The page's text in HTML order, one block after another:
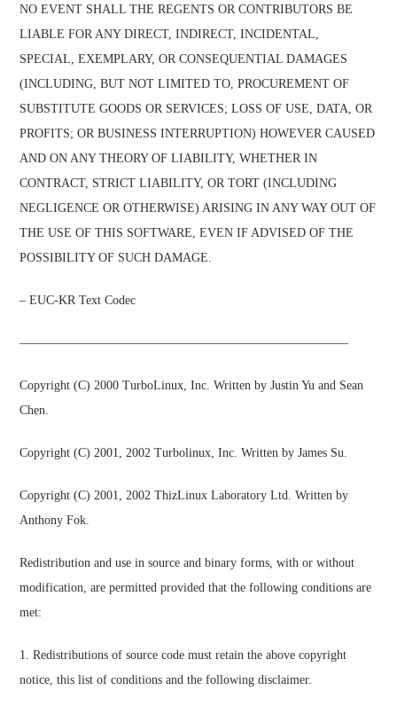
NO EVENT SHALL THE REGENTS OR CONTRIBUTORS BE
LIABLE FOR ANY DIRECT, INDIRECT, INCIDENTAL,
SPECIAL, EXEMPLARY, OR CONSEQUENTIAL DAMAGES
(INCLUDING, BUT NOT LIMITED TO, PROCUREMENT OF
SUBSTITUTE GOODS OR SERVICES; LOSS OF USE, DATA, OR
PROFITS; OR BUSINESS INTERRUPTION) HOWEVER CAUSED
AND ON ANY THEORY OF LIABILITY, WHETHER IN
CONTRACT, STRICT LIABILITY, OR TORT (INCLUDING
NEGLIGENCE OR OTHERWISE) ARISING IN ANY WAY OUT OF
THE USE OF THIS SOFTWARE, EVEN IF ADVISED OF THE
POSSIBILITY OF SUCH DAMAGE.
– EUC-KR Text Codec
——————————————————————————–
Copyright (C) 2000 TurboLinux, Inc. Written by Justin Yu and Sean
Chen.
Copyright (C) 2001, 2002 Turbolinux, Inc. Written by James Su.
Copyright (C) 2001, 2002 ThizLinux Laboratory Ltd. Written by
Anthony Fok.
Redistribution and use in source and binary forms, with or without
modification, are permitted provided that the following conditions are
met:
1. Redistributions of source code must retain the above copyright
notice, this list of conditions and the following disclaimer.